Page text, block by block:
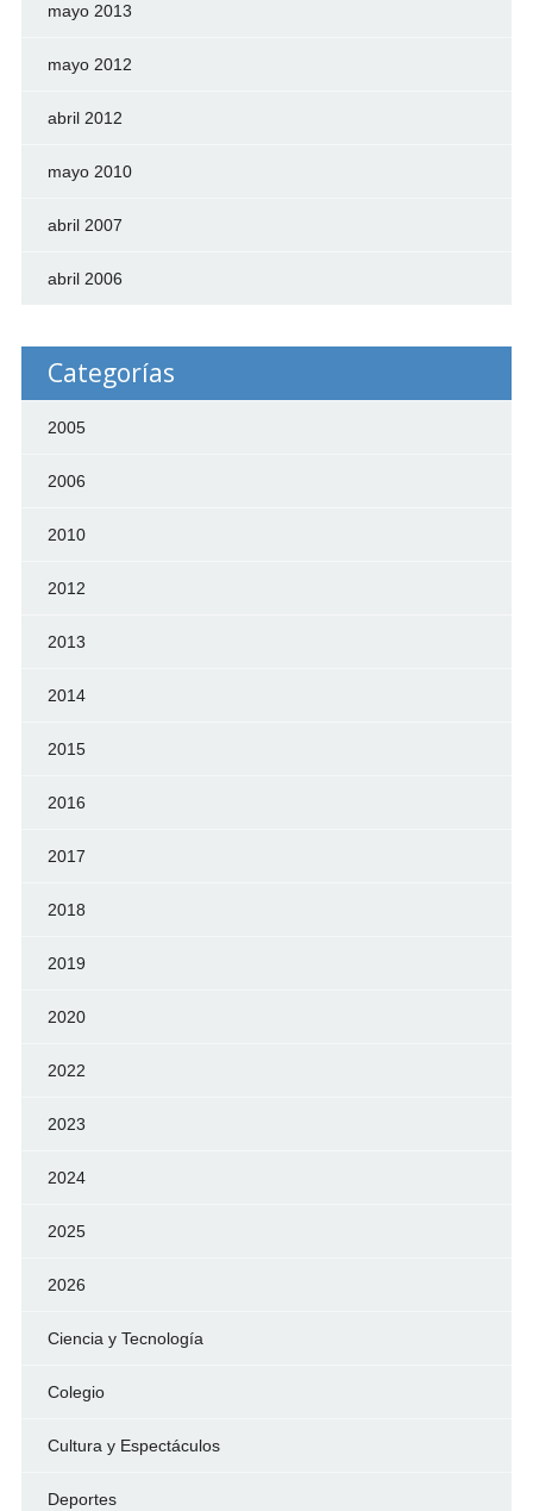
mayo 2013
mayo 2012
abril 2012
mayo 2010
abril 2007
abril 2006
Categorías
2005
2006
2010
2012
2013
2014
2015
2016
2017
2018
2019
2020
2022
2023
2024
2025
2026
Ciencia y Tecnología
Colegio
Cultura y Espectáculos
Deportes